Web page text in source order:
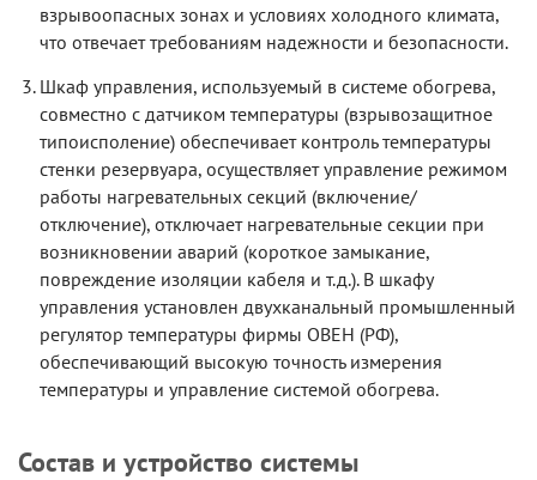
взрывоопасных зонах и условиях холодного климата,
что отвечает требованиям надежности и безопасности.
Шкаф управления, используемый в системе обогрева,
совместно с датчиком температуры (взрывозащитное
типоисполение) обеспечивает контроль температуры
стенки резервуара, осуществляет управление режимом
работы нагревательных секций (включение/
отключение), отключает нагревательные секции при
возникновении аварий (короткое замыкание,
повреждение изоляции кабеля и т.д.). В шкафу
управления установлен двухканальный промышленный
регулятор температуры фирмы ОВЕН (РФ),
обеспечивающий высокую точность измерения
температуры и управление системой обогрева.
Состав и устройство системы